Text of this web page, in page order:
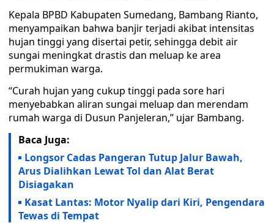
Kepala BPBD Kabupaten Sumedang, Bambang Rianto,
menyampaikan bahwa banjir terjadi akibat intensitas
hujan tinggi yang disertai petir, sehingga debit air
sungai meningkat drastis dan meluap ke area
permukiman warga.
“Curah hujan yang cukup tinggi pada sore hari
menyebabkan aliran sungai meluap dan merendam
rumah warga di Dusun Panjeleran,” ujar Bambang.
Baca Juga:
Longsor Cadas Pangeran Tutup Jalur Bawah,
Arus Dialihkan Lewat Tol dan Alat Berat
Disiagakan
Kasat Lantas: Motor Nyalip dari Kiri, Pengendara
Tewas di Tempat